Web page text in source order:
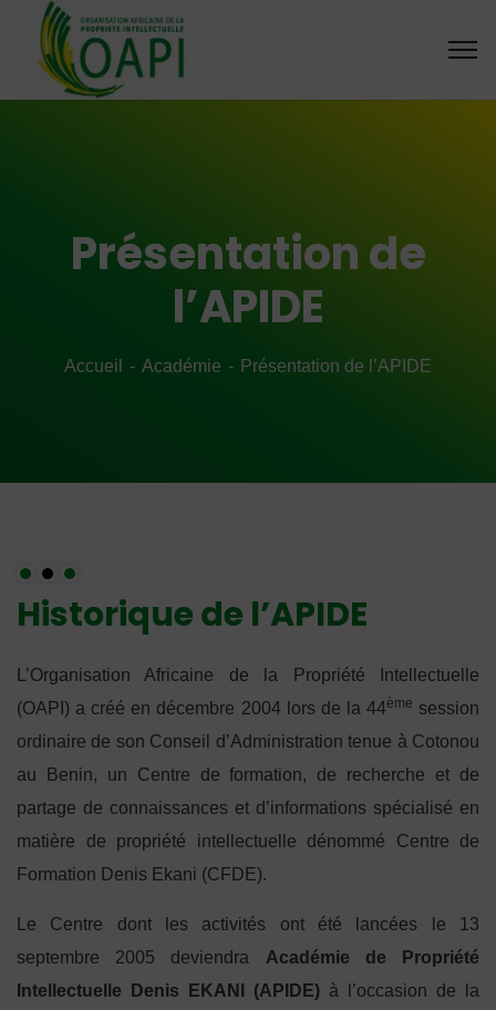
Présentation de
l’APIDE
Accueil Académie Présentation de l’APIDE
Historique de l’APIDE
L’Organisation Africaine de la Propriété Intellectuelle
(OAPI) a créé en décembre 2004 lors de la 44ème session
ordinaire de son Conseil d’Administration tenue à Cotonou
au Benin, un Centre de formation, de recherche et de
partage de connaissances et d’informations spécialisé en
matière de propriété intellectuelle dénommé Centre de
Formation Denis Ekani (CFDE).
Le Centre dont les activités ont été lancées le 13
septembre 2005 deviendra Académie de Propriété
Intellectuelle Denis EKANI (APIDE) à l’occasion de la